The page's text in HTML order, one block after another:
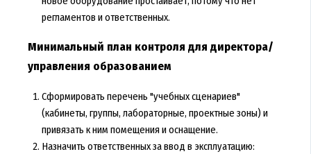
регламентов и ответственных.
Минимальный план контроля для директора/
управления образованием
Сформировать перечень "учебных сценариев"
(кабинеты, группы, лабораторные, проектные зоны) и
привязать к ним помещения и оснащение.
Назначить ответственных за ввод в эксплуатацию: